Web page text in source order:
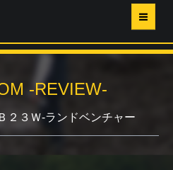
-REVIEW-
２３Ｗ-ランドベンチャー